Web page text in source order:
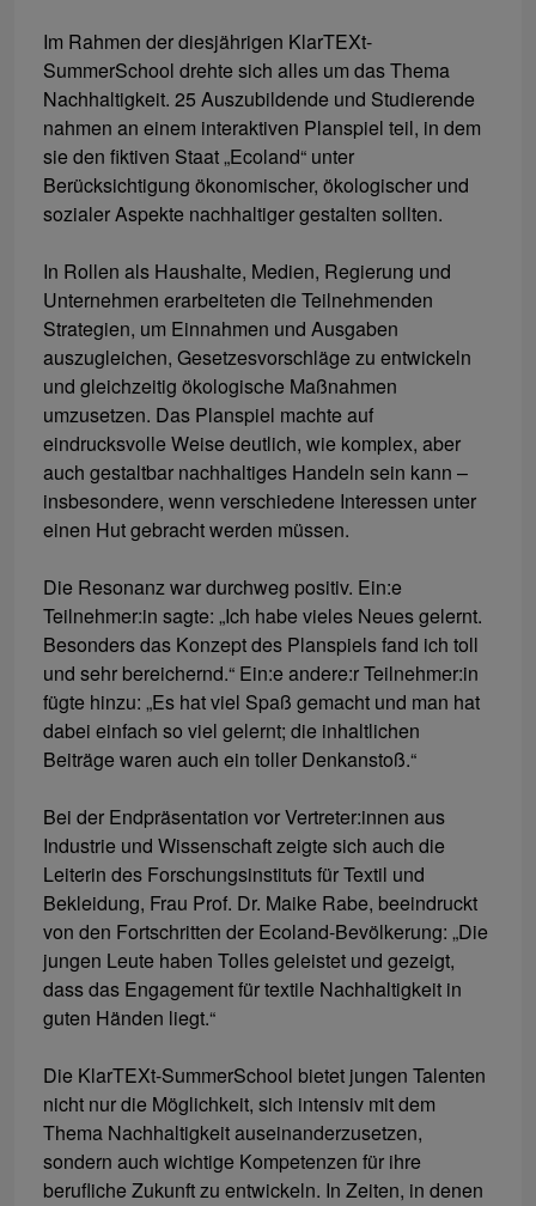
Im Rahmen der diesjährigen KlarTEXt-
SummerSchool drehte sich alles um das Thema
Nachhaltigkeit. 25 Auszubildende und Studierende
nahmen an einem interaktiven Planspiel teil, in dem
sie den fiktiven Staat „Ecoland“ unter
Berücksichtigung ökonomischer, ökologischer und
sozialer Aspekte nachhaltiger gestalten sollten.
In Rollen als Haushalte, Medien, Regierung und
Unternehmen erarbeiteten die Teilnehmenden
Strategien, um Einnahmen und Ausgaben
auszugleichen, Gesetzesvorschläge zu entwickeln
und gleichzeitig ökologische Maßnahmen
umzusetzen. Das Planspiel machte auf
eindrucksvolle Weise deutlich, wie komplex, aber
auch gestaltbar nachhaltiges Handeln sein kann –
insbesondere, wenn verschiedene Interessen unter
einen Hut gebracht werden müssen.
Die Resonanz war durchweg positiv. Ein:e
Teilnehmer:in sagte: „Ich habe vieles Neues gelernt.
Besonders das Konzept des Planspiels fand ich toll
und sehr bereichernd.“ Ein:e andere:r Teilnehmer:in
fügte hinzu: „Es hat viel Spaß gemacht und man hat
dabei einfach so viel gelernt; die inhaltlichen
Beiträge waren auch ein toller Denkanstoß.“
Bei der Endpräsentation vor Vertreter:innen aus
Industrie und Wissenschaft zeigte sich auch die
Leiterin des Forschungsinstituts für Textil und
Bekleidung, Frau Prof. Dr. Maike Rabe, beeindruckt
von den Fortschritten der Ecoland-Bevölkerung: „Die
jungen Leute haben Tolles geleistet und gezeigt,
dass das Engagement für textile Nachhaltigkeit in
guten Händen liegt.“
Die KlarTEXt-SummerSchool bietet jungen Talenten
nicht nur die Möglichkeit, sich intensiv mit dem
Thema Nachhaltigkeit auseinanderzusetzen,
sondern auch wichtige Kompetenzen für ihre
berufliche Zukunft zu entwickeln. In Zeiten, in denen